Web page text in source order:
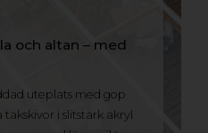
och altan – med
uteplats med gop
i slitstark akryl